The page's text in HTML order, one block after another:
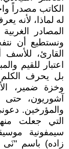
الكاتب مصدراً
له لماذا، لأنه
المصادر
ونستطيع أن
القارئ،
اعتبار للقيم
بل يحرف
وخزة ضمير،
آشوريون، حتى
والمؤرخين.
التي جعلت
سيمفونية
زاده) باسم "نَى